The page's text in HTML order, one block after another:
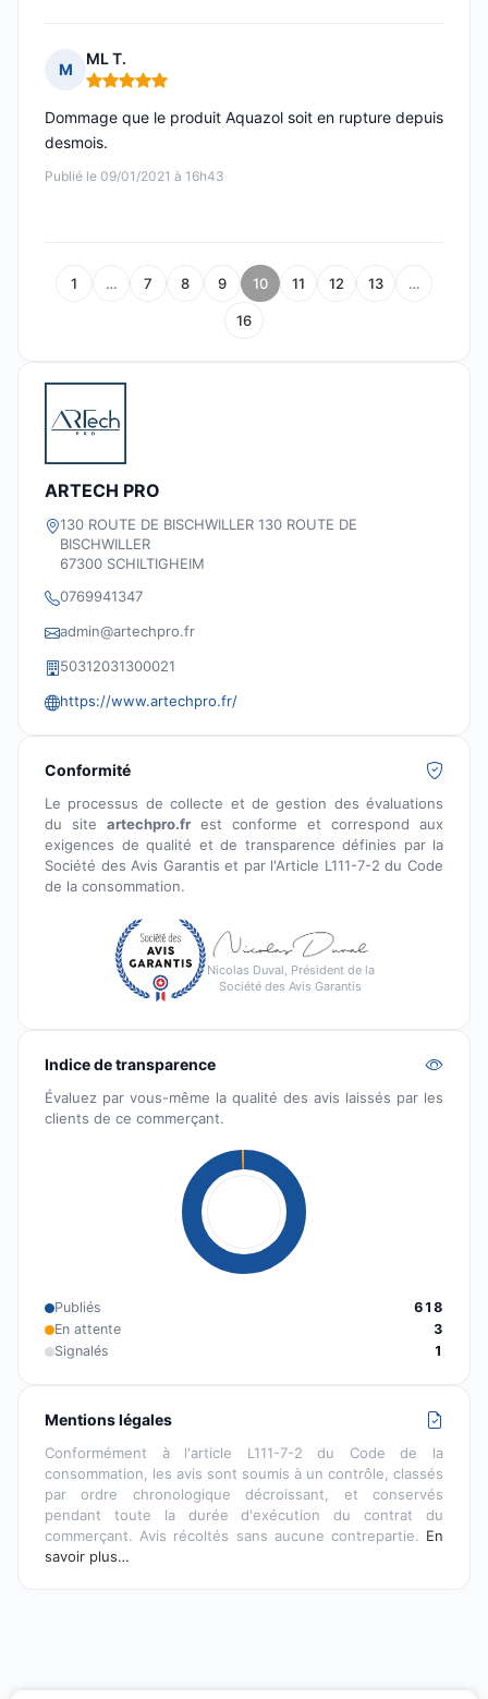
M
ML T.
Note : 5 sur 5
Publié le 09/01/2021 à 16h43
Dommage que le produit Aquazol soit en rupture depuis
desmois.
1 … 7 8 9 10 11 12 13 …
16
ARTECH PRO
130 ROUTE DE BISCHWILLER 130 ROUTE DE
BISCHWILLER
67300 SCHILTIGHEIM
0769941347
admin@artechpro.fr
50312031300021
https://www.artechpro.fr/
Conformité
Le processus de collecte et de gestion des évaluations
du site artechpro.fr est conforme et correspond aux
exigences de qualité et de transparence définies par la
Société des Avis Garantis et par l'Article L111-7-2 du Code
de la consommation.
Nicolas Duval, Président de la
Société des Avis Garantis
Indice de transparence
Évaluez par vous-même la qualité des avis laissés par les
clients de ce commerçant.
Publiés
618
En attente
3
Signalés
1
Mentions légales
Conformément à l'article L111-7-2 du Code de la
consommation, les avis sont soumis à un contrôle, classés
par ordre chronologique décroissant, et conservés
pendant toute la durée d'exécution du contrat du
commerçant. Avis récoltés sans aucune contrepartie. En
savoir plus…